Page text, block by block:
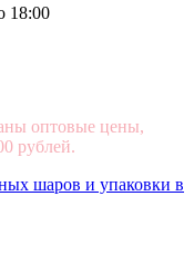
18:00
оптовые цены,
рублей.